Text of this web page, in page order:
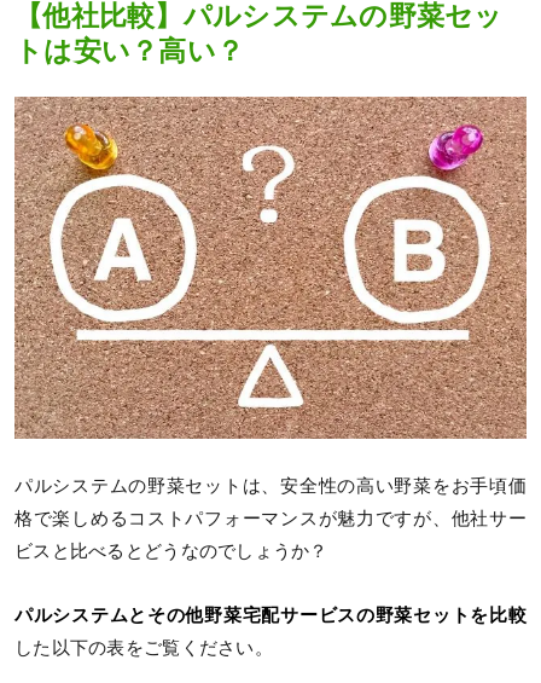
【他社比較】パルシステムの野菜セッ
トは安い？高い？
パルシステムの野菜セットは、安全性の高い野菜をお手頃価
格で楽しめるコストパフォーマンスが魅力ですが、他社サー
ビスと比べるとどうなのでしょうか？
パルシステムとその他野菜宅配サービスの野菜セットを比較
した以下の表をご覧ください。